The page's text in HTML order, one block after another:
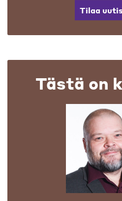
Tilaa
Tästä on